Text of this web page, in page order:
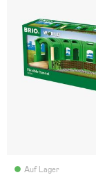
Auf Lager